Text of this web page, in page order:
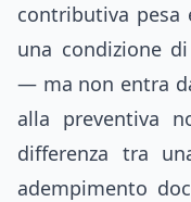
contributiva pesa
una condizione
— ma non entra
alla preventiva
differenza tra
adempimento